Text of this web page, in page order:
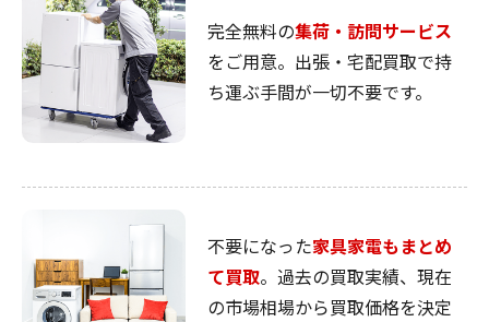
完全無料の集荷・訪問サービス
をご用意。出張・宅配買取で持
ち運ぶ手間が一切不要です。
不要になった家具家電もまとめ
て買取。過去の買取実績、現在
の市場相場から買取価格を決定